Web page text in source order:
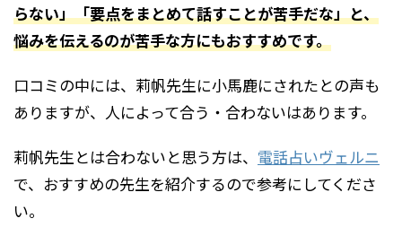
らない」「要点をまとめて話すことが苦手だな」と、
悩みを伝えるのが苦手な方にもおすすめです。
口コミの中には、莉帆先生に小馬鹿にされたとの声も
ありますが、人によって合う・合わないはあります。
莉帆先生とは合わないと思う方は、 電話占いヴェルニ
で、おすすめの先生を紹介するので参考にしてくださ
い。